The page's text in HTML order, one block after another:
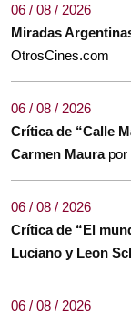
06 / 08 / 2026
Miradas
OtrosCines.com
06 / 08 / 2026
Crítica de “Calle
Carmen Maura por
06 / 08 / 2026
Crítica de “El
Luciano y Leon
06 / 08 / 2026